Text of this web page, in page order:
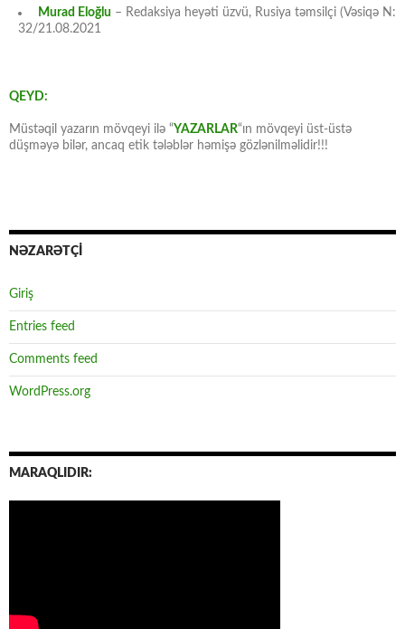
Murad Eloğlu – Redaksiya heyəti üzvü, Rusiya təmsilçi (Vəsiqə N:
32/21.08.2021
QEYD:
Müstəqil yazarın mövqeyi ilə “YAZARLAR“ın mövqeyi üst-üstə
düşməyə bilər, ancaq etik tələblər həmişə gözlənilməlidir!!!
NƏZARƏTÇİ
Giriş
Entries feed
Comments feed
WordPress.org
MARAQLIDIR: